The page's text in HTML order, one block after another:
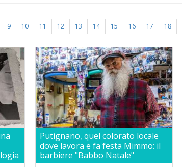
9 10 11 12 13 14 15 16 17 18
Putignano, quel colorato locale
dove lavora e fa festa Mimmo: il
barbiere "Babbo Natale"